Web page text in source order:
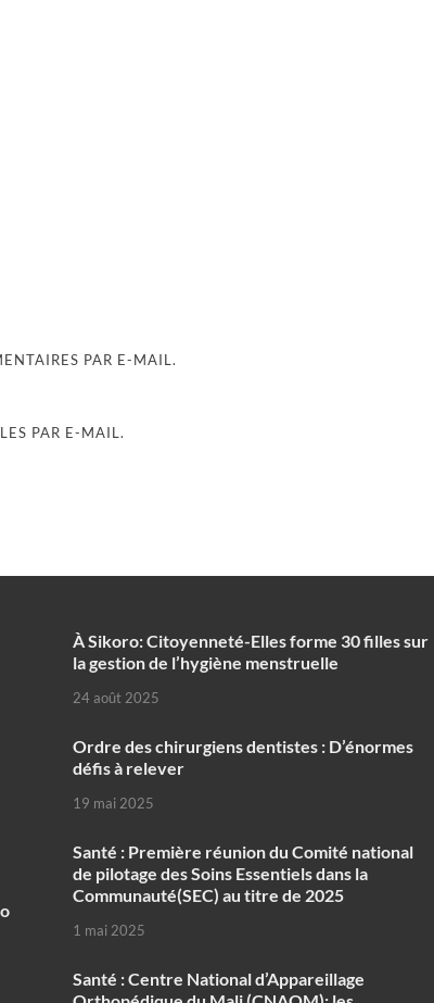
PAR E-MAIL.
PAR E-MAIL.
À Sikoro: Citoyenneté-Elles forme 30 filles sur
la gestion de l’hygiène menstruelle
24 août 2025
Ordre des chirurgiens dentistes : D’énormes
défis à relever
19 mai 2025
Santé : Première réunion du Comité national
de pilotage des Soins Essentiels dans la
Communauté(SEC) au titre de 2025
1 mai 2025
Santé : Centre National d’Appareillage